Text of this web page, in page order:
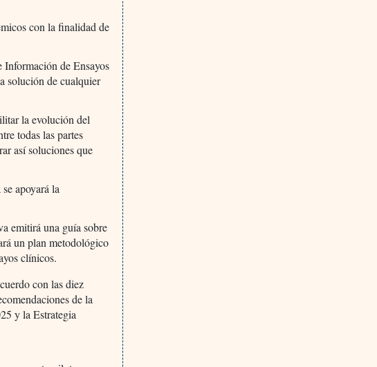
con la finalidad de
de Ensayos
solución de cualquier
la evolución del
todas las partes
así soluciones que
apoyará la
emitirá una guía sobre
un plan metodológico
clínicos.
con las diez
de la
y la Estrategia